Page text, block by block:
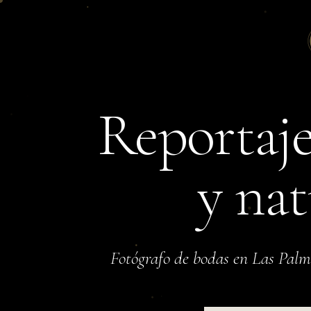
y
Fotógrafo de bodas en Las